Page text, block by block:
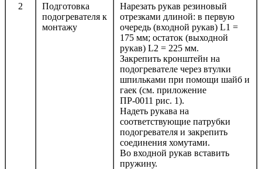
2
Подготовка
подогревателя к
монтажу
Нарезать рукав резиновый
отрезками длиной: в первую
очередь (входной рукав) L1 =
175 мм; остаток (выходной
рукав) L2 = 225 мм.
Закрепить кронштейн на
подогревателе через втулки
шпильками при помощи шайб и
гаек (см. приложение
ПР-0011 рис. 1).
Надеть рукава на
соответствующие патрубки
подогревателя и закрепить
соединения хомутами.
Во входной рукав вставить
пружину.